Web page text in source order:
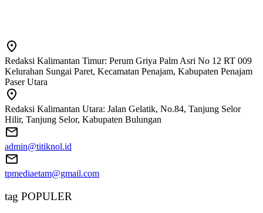
Redaksi Kalimantan Timur: Perum Griya Palm Asri No 12 RT 009
Kelurahan Sungai Paret, Kecamatan Penajam, Kabupaten Penajam
Paser Utara
Redaksi Kalimantan Utara: Jalan Gelatik, No.84, Tanjung Selor
Hilir, Tanjung Selor, Kabupaten Bulungan
admin@titiknol.id
tpmediaetam@gmail.com
tag POPULER